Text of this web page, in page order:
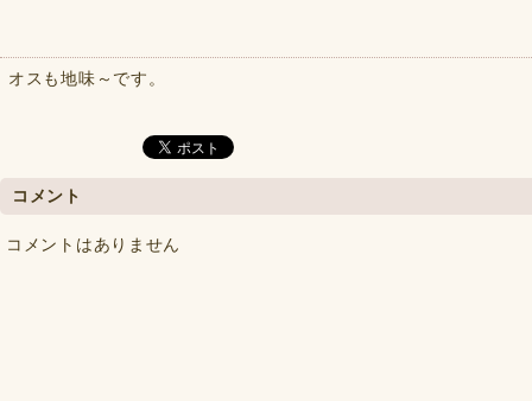
オスも地味～です。
コメント
コメントはありません